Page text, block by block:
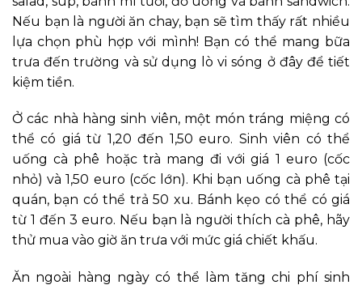
Nếu bạn là người ăn chay, bạn sẽ tìm thấy rất nhiều
lựa chọn phù hợp với mình! Bạn có thể mang bữa
trưa đến trường và sử dụng lò vi sóng ở đây để tiết
kiệm tiền.
Ở các nhà hàng sinh viên, một món tráng miệng có
thể có giá từ 1,20 đến 1,50 euro. Sinh viên có thể
uống cà phê hoặc trà mang đi với giá 1 euro (cốc
nhỏ) và 1,50 euro (cốc lớn). Khi bạn uống cà phê tại
quán, bạn có thể trả 50 xu. Bánh kẹo có thể có giá
từ 1 đến 3 euro. Nếu bạn là người thích cà phê, hãy
thử mua vào giờ ăn trưa với mức giá chiết khấu.
Ăn ngoài hàng ngày có thể làm tăng chi phí sinh